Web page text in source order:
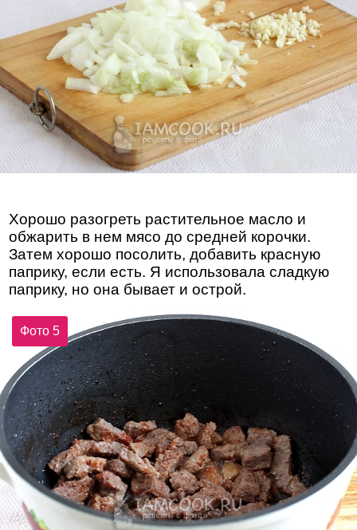
Хорошо разогреть растительное масло и
обжарить в нем мясо до средней корочки.
Затем хорошо посолить, добавить красную
паприку, если есть. Я использовала сладкую
паприку, но она бывает и острой.
Фото 5